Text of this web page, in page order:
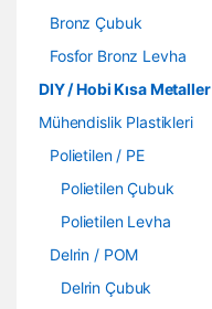
Bronz Çubuk
Fosfor Bronz Levha
DIY / Hobi Kısa Metaller
Mühendislik Plastikleri
Polietilen / PE
Polietilen Çubuk
Polietilen Levha
Delrin / POM
Delrin Çubuk